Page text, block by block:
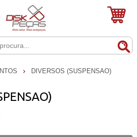
DIVERSOS (SUSPENSAO)